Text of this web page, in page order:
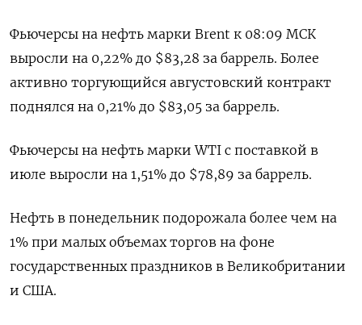
Фьючерсы на нефть марки Brent к 08:09 МСК
выросли на 0,22% до $83,28 за баррель. Более
активно торгующийся августовский контракт
поднялся на 0,21% до $83,05 за баррель.
Фьючерсы на нефть марки WTI с поставкой в
июле выросли на 1,51% до $78,89 за баррель.
Нефть в понедельник подорожала более чем на
1% при малых объемах торгов на фоне
государственных праздников в Великобритании
и США.